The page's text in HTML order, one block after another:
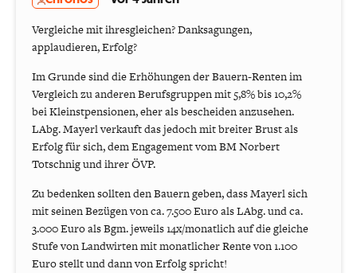
Vergleiche mit ihresgleichen? Danksagungen,
applaudieren, Erfolg?
Im Grunde sind die Erhöhungen der Bauern-Renten im
Vergleich zu anderen Berufsgruppen mit 5,8% bis 10,2%
bei Kleinstpensionen, eher als bescheiden anzusehen.
LAbg. Mayerl verkauft das jedoch mit breiter Brust als
Erfolg für sich, dem Engagement vom BM Norbert
Totschnig und ihrer ÖVP.
Zu bedenken sollten den Bauern geben, dass Mayerl sich
mit seinen Bezügen von ca. 7.500 Euro als LAbg. und ca.
3.000 Euro als Bgm. jeweils 14x/monatlich auf die gleiche
Stufe von Landwirten mit monatlicher Rente von 1.100
Euro stellt und dann von Erfolg spricht!